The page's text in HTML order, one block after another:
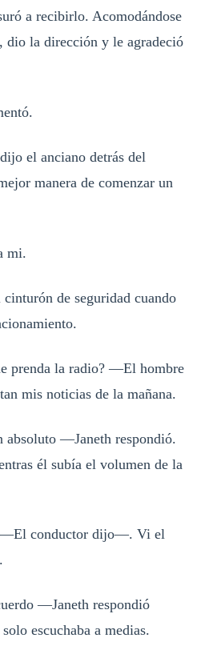
a recibirlo. Acomodándose
dio la dirección y le agradeció
el anciano detrás del
manera de comenzar un
mi.
cinturón de seguridad cuando
prenda la radio? —El hombre
mis noticias de la mañana.
—Janeth respondió.
él subía el volumen de la
conductor dijo—. Vi el
—Janeth respondió
escuchaba a medias.